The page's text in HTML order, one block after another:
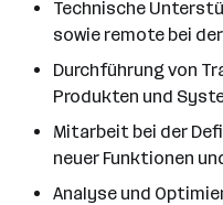
Technische
sowie remote bei
Durchführung von
Produkten und
Mitarbeit bei der
neuer Funktionen
Analyse und